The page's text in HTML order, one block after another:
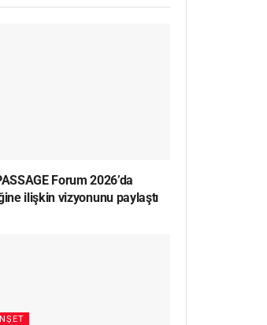
Forum 2026’da
ilişkin vizyonunu paylaştı